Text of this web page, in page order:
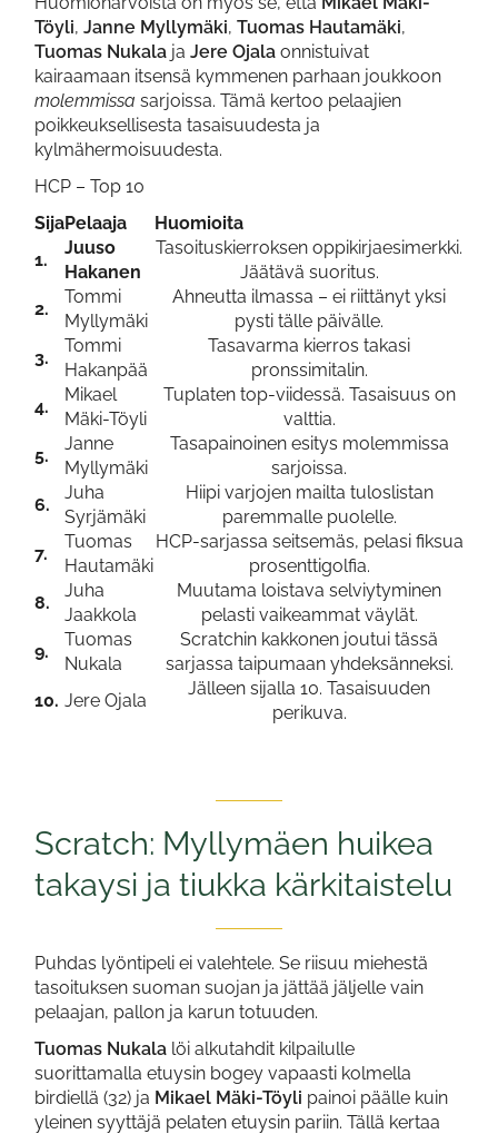
Töyli, Janne Myllymäki, Tuomas Hautamäki,
Tuomas Nukala ja Jere Ojala onnistuivat
kairaamaan itsensä kymmenen parhaan joukkoon
molemmissa sarjoissa. Tämä kertoo pelaajien
poikkeuksellisesta tasaisuudesta ja
kylmähermoisuudesta.
HCP – Top 10
SijaPelaaja
Huomioita
1.
Juuso
Hakanen
Tasoituskierroksen oppikirjaesimerkki.
Jäätävä suoritus.
2.
Tommi
Myllymäki
Ahneutta ilmassa – ei riittänyt yksi
pysti tälle päivälle.
3.
Tommi
Hakanpää
Tasavarma kierros takasi
pronssimitalin.
4.
Mikael
Mäki-Töyli
Tuplaten top-viidessä. Tasaisuus on
valttia.
5.
Janne
Myllymäki
Tasapainoinen esitys molemmissa
sarjoissa.
6.
Juha
Syrjämäki
Hiipi varjojen mailta tuloslistan
paremmalle puolelle.
7.
Tuomas
Hautamäki
HCP-sarjassa seitsemäs, pelasi fiksua
prosenttigolfia.
8.
Juha
Jaakkola
Muutama loistava selviytyminen
pelasti vaikeammat väylät.
9.
Tuomas
Nukala
Scratchin kakkonen joutui tässä
sarjassa taipumaan yhdeksänneksi.
10. Jere Ojala
Jälleen sijalla 10. Tasaisuuden
perikuva.
Scratch: Myllymäen huikea
takaysi ja tiukka kärkitaistelu
Puhdas lyöntipeli ei valehtele. Se riisuu miehestä
tasoituksen suoman suojan ja jättää jäljelle vain
pelaajan, pallon ja karun totuuden.
Tuomas Nukala löi alkutahdit kilpailulle
suorittamalla etuysin bogey vapaasti kolmella
birdiellä (32) ja Mikael Mäki-Töyli painoi päälle kuin
yleinen syyttäjä pelaten etuysin pariin. Tällä kertaa